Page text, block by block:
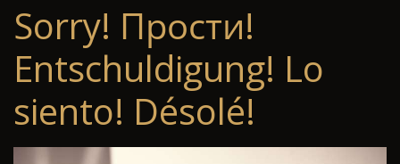
Sorry! Прости!
Entschuldigung! Lo
siento! Désolé!